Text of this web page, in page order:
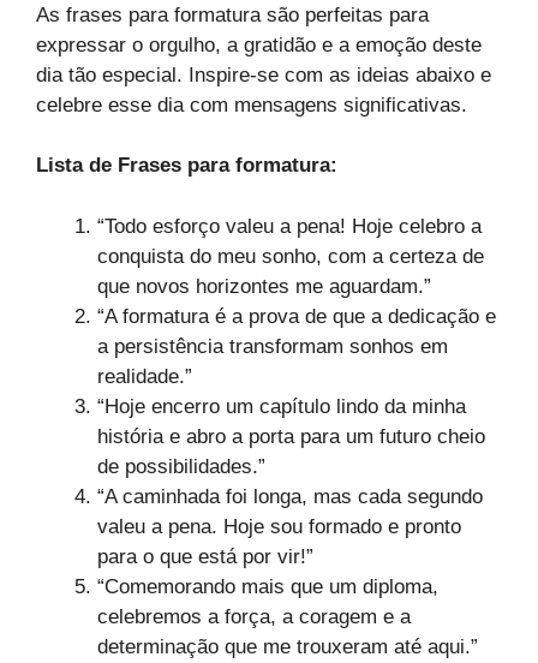
As frases para formatura são perfeitas para
expressar o orgulho, a gratidão e a emoção deste
dia tão especial. Inspire-se com as ideias abaixo e
celebre esse dia com mensagens significativas.
Lista de Frases para formatura​:
“Todo esforço valeu a pena! Hoje celebro a
conquista do meu sonho, com a certeza de
que novos horizontes me aguardam.”
“A formatura é a prova de que a dedicação e
a persistência transformam sonhos em
realidade.”
“Hoje encerro um capítulo lindo da minha
história e abro a porta para um futuro cheio
de possibilidades.”
“A caminhada foi longa, mas cada segundo
valeu a pena. Hoje sou formado e pronto
para o que está por vir!”
“Comemorando mais que um diploma,
celebremos a força, a coragem e a
determinação que me trouxeram até aqui.”